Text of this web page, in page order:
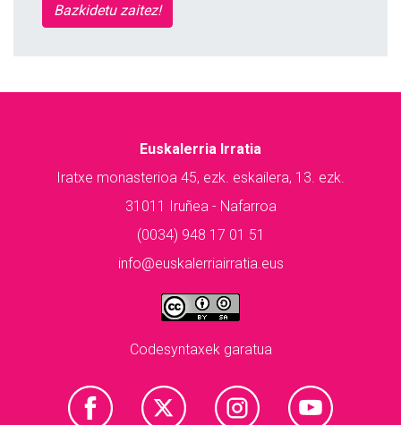
Bazkidetu zaitez!
Euskalerria Irratia
Iratxe monasterioa 45, ezk. eskailera, 13. ezk.
31011 Iruñea - Nafarroa
(0034) 948 17 01 51
info@euskalerriairratia.eus
Codesyntaxek garatua